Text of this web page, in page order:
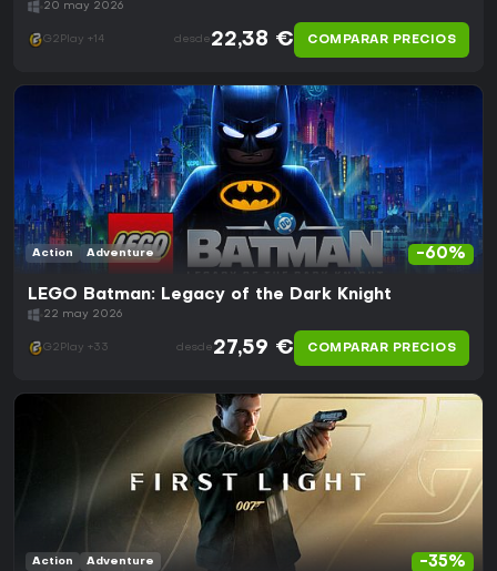
20 may 2026
G2Play +14 desde 22,38 € COMPARAR PRECIOS
-60%
Action Adventure
LEGO Batman: Legacy of the Dark Knight
22 may 2026
G2Play +33 desde 27,59 € COMPARAR PRECIOS
-35%
Action Adventure